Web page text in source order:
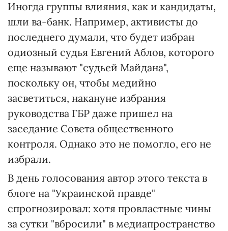
Иногда группы влияния, как и кандидаты,
шли ва-банк. Например, активисты до
последнего думали, что будет избран
одиозный судья Евгений Аблов, которого
еще называют "судьей Майдана",
поскольку он, чтобы медийно
засветиться, накануне избрания
руководства ГБР даже пришел на
заседание Совета общественного
контроля. Однако это не помогло, его не
избрали.
В день голосования автор этого текста в
блоге на "Украинской правде"
спрогнозировал: хотя провластные чины
за сутки "вбросили" в медиапространство